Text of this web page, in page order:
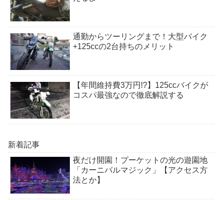
通勤からツーリングまで！大型バイク
+125ccの2台持ちのメリット
【年間維持費3万円!?】125ccバイクが
コスパ最強なので徹底解説する
新着記事
夜だけ開園！プーケットの光の遊園地
「カーニバルマジック」【アクセス方
法とか】